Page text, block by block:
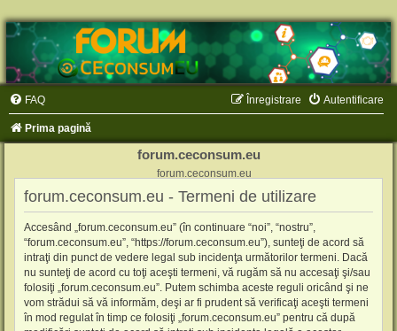
FAQ Autentificare
Înregistrare
Prima pagină
forum.ceconsum.eu
forum.ceconsum.eu
forum.ceconsum.eu - Termeni de utilizare
Accesând „forum.ceconsum.eu” (în continuare “noi”, “nostru”,
“forum.ceconsum.eu”, “https://forum.ceconsum.eu”), sunteţi de acord să
intraţi din punct de vedere legal sub incidenţa următorilor termeni. Dacă
nu sunteţi de acord cu toţi aceşti termeni, vă rugăm să nu accesaţi şi/sau
folosiţi „forum.ceconsum.eu”. Putem schimba aceste reguli oricând şi ne
vom strădui să vă informăm, deşi ar fi prudent să verificaţi aceşti termeni
în mod regulat în timp ce folosiţi „forum.ceconsum.eu” pentru că după